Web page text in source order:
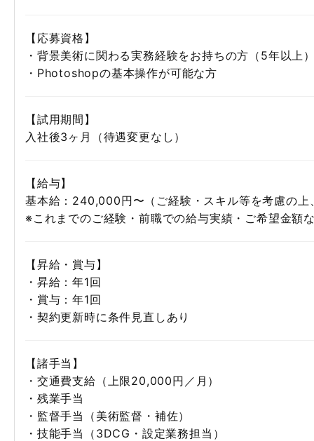
【応募資格】
・背景美術に関わる実務経験をお持ちの方（5年以上
・Photoshopの基本操作が可能な方
【試用期間】
入社後3ヶ月（待遇変更なし）
【給与】
基本給：240,000円〜（ご経験・スキル等を考慮の上
※これまでのご経験・前職での給与実績・ご希望金額
【昇給・賞与】
・昇給：年1回
・賞与：年1回
・契約更新時に条件見直しあり
【諸手当】
・交通費支給（上限20,000円／月）
・残業手当
・監督手当（美術監督・補佐）
・技能手当（3DCG・設定業務担当）